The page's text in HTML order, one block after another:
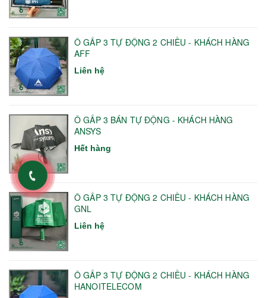
Ô GẤP 3 TỰ ĐỘNG 2 CHIỀU - KHÁCH HÀNG
AFF
Liên hệ
Ô GẤP 3 BÁN TỰ ĐỘNG - KHÁCH HÀNG
ANSYS
Hết hàng
Ô GẤP 3 TỰ ĐỘNG 2 CHIỀU - KHÁCH HÀNG
GNL
Liên hệ
Ô GẤP 3 TỰ ĐỘNG 2 CHIỀU - KHÁCH HÀNG
HANOITELECOM